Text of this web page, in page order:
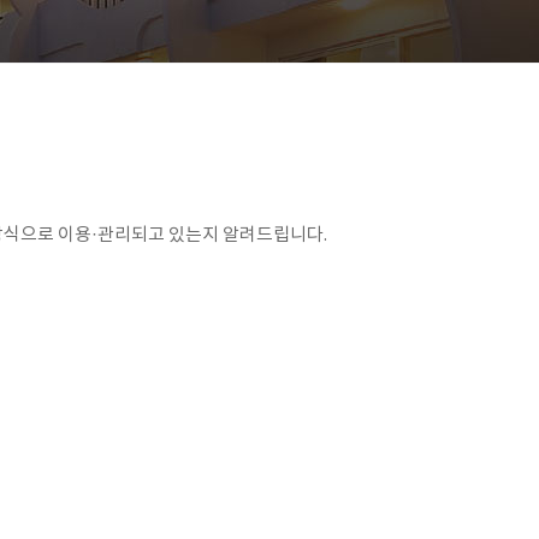
으로 이용·관리되고 있는지 알려드립니다.